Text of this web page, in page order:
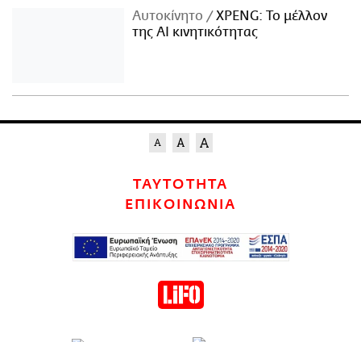
Αυτοκίνητο
XPENG: Το μέλλον
της AI κινητικότητας
ΤΑΥΤΟΤΗΤΑ
ΕΠΙΚΟΙΝΩΝΙΑ